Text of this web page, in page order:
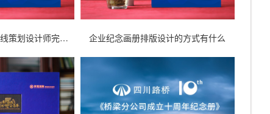
周年庆纪念册设计-在线策划设计师完成设计工作 企业纪念画册排版设计的方式有什么